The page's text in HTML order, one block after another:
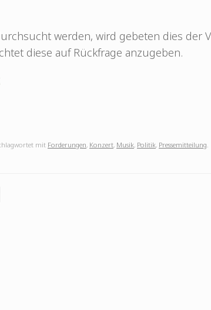
werden, wird gebeten dies der
diese auf Rückfrage anzugeben.
mit Forderungen, Konzert, Musik, Politik, Pressemitteilung